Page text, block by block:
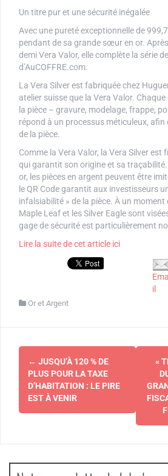
Un titre pur et une sécurité inégalée
Avec une pureté exceptionnelle de
pendant de sa grande sœur en or.
demi Vera Valor, elle complète la série
d’AuCOFFRE.com.
La Vera Silver est fabriquée chez
atelier suisse que la Vera Valor.
la pièce – gravure, modelage, frappe,
répond à un processus méticuleux,
de la pièce.
Comme la Vera Valor, la Vera Silver est
qui garantit son origine et sa traçabilité.
or, les pièces en argent peuvent être
le QR Code garantit aux investisseurs
infalsiabilité » de la pièce. À un moment
Maple Leaf et les Silver Eagle sont
gage de sécurité est particulièrement
Lire la suite de cet article ici
Ema
il
Or et Argent
Navigation
d'article
← JUSQU’À 120 % DE
PLUS POUR LA TAXE
D’HABITATION : LE PIRE
EST À VENIR
«